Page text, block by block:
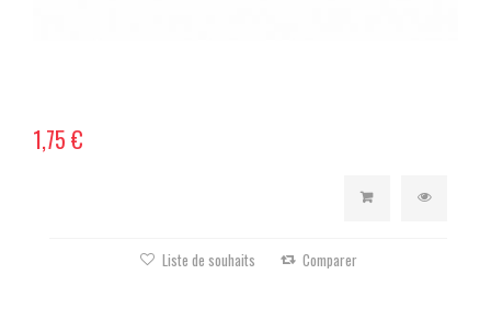
1,75 €
Liste de souhaits Comparer